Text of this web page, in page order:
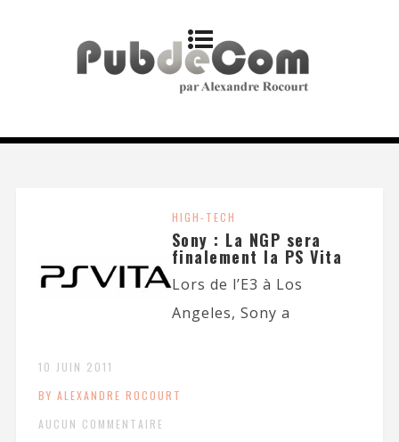
HIGH-TECH
Sony : La NGP sera
finalement la PS Vita
10 JUIN 2011
BY ALEXANDRE ROCOURT
AUCUN COMMENTAIRE
Lors de l’E3 à Los
Angeles, Sony a